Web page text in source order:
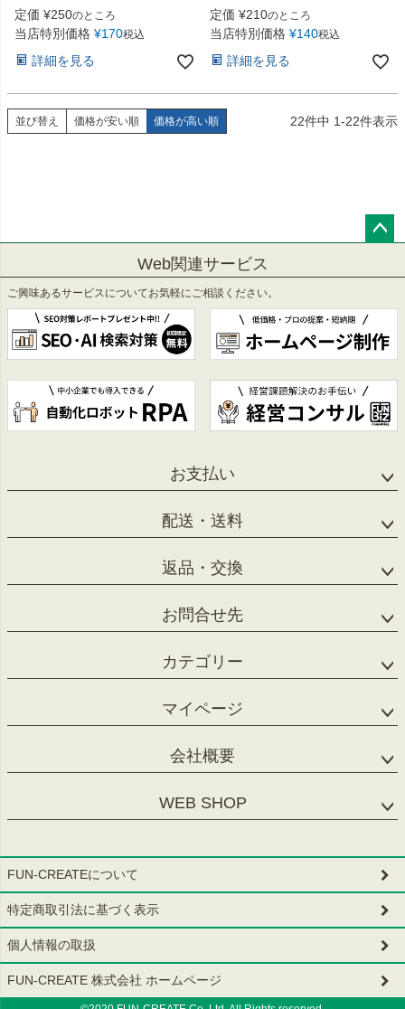
定価 ¥250のところ
当店特別価格 ¥170税込
詳細を見る
定価 ¥210のところ
当店特別価格 ¥140税込
詳細を見る
並び替え 価格が安い順 価格が高い順 22件中 1-22件表示
へ
Web関連サービス
ご興味あるサービスについてお気軽にご相談ください。
お支払い
配送・送料
返品・交換
お問合せ先
カテゴリー
マイページ
会社概要
WEB SHOP
FUN-CREATEについて
特定商取引法に基づく表示
個人情報の取扱
FUN-CREATE 株式会社 ホームページ